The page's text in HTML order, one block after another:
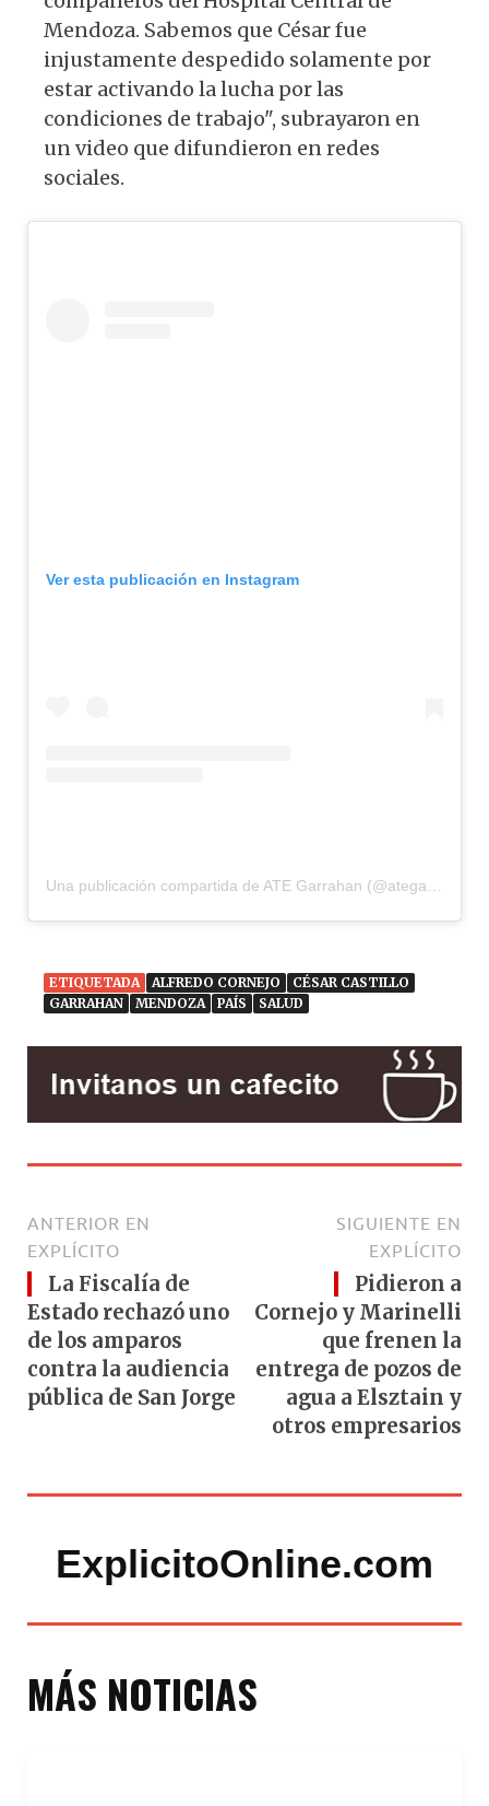
Mendoza. Sabemos que César fue
injustamente despedido solamente por
estar activando la lucha por las
condiciones de trabajo", subrayaron en
un video que difundieron en redes
sociales.
Ver esta publicación en Instagram
ETIQUETADA ALFREDO CORNEJO
CÉSAR CASTILLO
GARRAHAN
MENDOZA PAÍS SALUD
ANTERIOR EN
EXPLÍCITO
La Fiscalía de
Estado rechazó uno
de los amparos
contra la audiencia
pública de San Jorge
SIGUIENTE EN
EXPLÍCITO
Pidieron a
Cornejo y Marinelli
que frenen la
entrega de pozos de
agua a Elsztain y
otros empresarios
ExplicitoOnline.com
MÁS NOTICIAS